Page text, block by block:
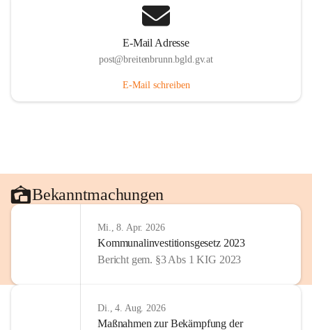
E-Mail Adresse
post@breitenbrunn.bgld.gv.at
E-Mail schreiben
Bekanntmachungen
Mi., 8. Apr. 2026
Kommunalinvestitionsgesetz 2023
Bericht gem. §3 Abs 1 KIG 2023
Di., 4. Aug. 2026
Maßnahmen zur Bekämpfung der